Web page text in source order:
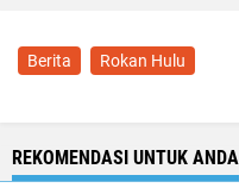
Berita Rokan Hulu
REKOMENDASI UNTUK ANDA